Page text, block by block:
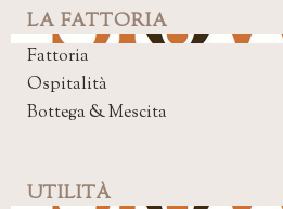
LA FATTORIA
Fattoria
Ospitalità
Bottega & Mescita
UTILITÀ